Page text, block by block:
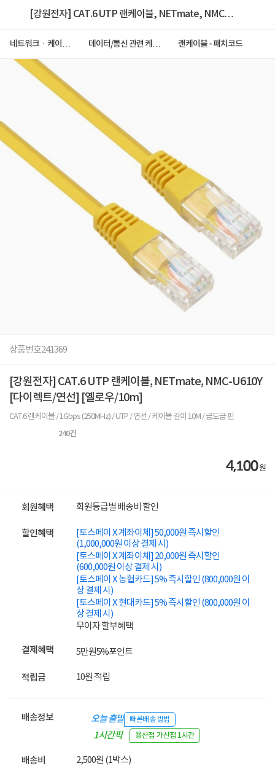
[강원전자] CAT.6 UTP 랜케이블, NETmate, NMC-
네트워크ㆍ케이블
데이터/통신 관련 케이
랜케이블 - 패치코드
상품번호241369
[강원전자] CAT.6 UTP 랜케이블, NETmate, NMC-U610Y
[다이렉트/연선] [옐로우/10m]
CAT.6 랜케이블 / 1Gbps (250MHz) / UTP / 연선 / 케이블 길이 10M / 금도금 핀
240건
4,100원
회원혜택 회원등급별 배송비 할인
할인혜택
[토스페이 X 계좌이체] 50,000원 즉시할인
(1,000,000원 이상 결제 시)
[토스페이 X 계좌이체] 20,000원 즉시할인
(600,000원 이상 결제 시)
[토스페이 X 농협카드] 5% 즉시할인 (800,000원 이
상 결제 시)
[토스페이 X 현대카드] 5% 즉시할인 (800,000원 이
상 결제 시)
무이자 할부혜택
결제혜택 5만원5%포인트
적립금 10원 적립
배송정보 오늘 출발 빠른배송 방법
1시간픽
용산점·가산점 1시간
배송비 2,500원 (1박스)